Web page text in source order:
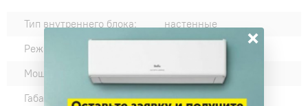
Тип внутреннего блока:
настенные
Режимы работы:
Мощность обогрева:
300
Габариты внутреннего
595*50*595
×